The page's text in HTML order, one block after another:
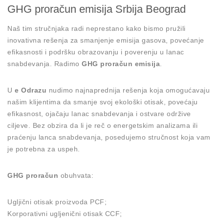
GHG proračun emisija Srbija Beograd
Naš tim stručnjaka radi neprestano kako bismo pružili
inovativna rešenja za smanjenje emisija gasova, povećanje
efikasnosti i podršku obrazovanju i poverenju u lanac
snabdevanja. Radimo GHG proračun emisija
U e Odrazu nudimo najnaprednija rešenja koja omogućavaju
našim klijentima da smanje svoj ekološki otisak, povećaju
efikasnost, ojačaju lanac snabdevanja i ostvare održive
ciljeve. Bez obzira da li je reč o energetskim analizama ili
praćenju lanca snabdevanja, posedujemo stručnost koja vam
je potrebna za uspeh.
GHG proračun obuhvata:
Ugljični otisak proizvoda PCF;
Korporativni ugljenični otisak CCF;